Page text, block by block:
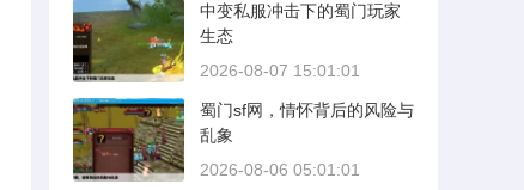
中变私服冲击下的蜀门玩家
生态
2026-08-07 15:01:01
蜀门sf网，情怀背后的风险与
乱象
2026-08-06 05:01:01